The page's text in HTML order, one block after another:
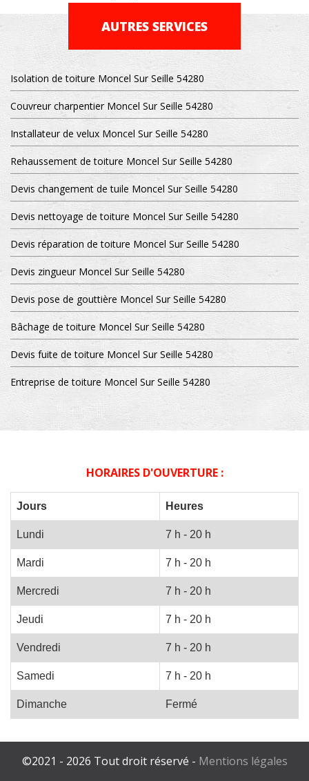
AUTRES SERVICES
Isolation de toiture Moncel Sur Seille 54280
Couvreur charpentier Moncel Sur Seille 54280
Installateur de velux Moncel Sur Seille 54280
Rehaussement de toiture Moncel Sur Seille 54280
Devis changement de tuile Moncel Sur Seille 54280
Devis nettoyage de toiture Moncel Sur Seille 54280
Devis réparation de toiture Moncel Sur Seille 54280
Devis zingueur Moncel Sur Seille 54280
Devis pose de gouttière Moncel Sur Seille 54280
Bâchage de toiture Moncel Sur Seille 54280
Devis fuite de toiture Moncel Sur Seille 54280
Entreprise de toiture Moncel Sur Seille 54280
HORAIRES D'OUVERTURE :
Jours Heures
Lundi 7 h - 20 h
Mardi 7 h - 20 h
Mercredi 7 h - 20 h
Jeudi 7 h - 20 h
Vendredi 7 h - 20 h
Samedi 7 h - 20 h
Dimanche Fermé
©2021 - 2026 Tout droit réservé - Mentions légales